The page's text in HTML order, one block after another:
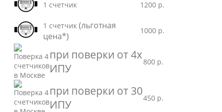
1 счетчик 1200 р.
1 счетчик (льготная
цена*)
1000 р.
при поверки от 4х
ИПУ
800 р.
при поверки от 30
ИПУ
450 р.